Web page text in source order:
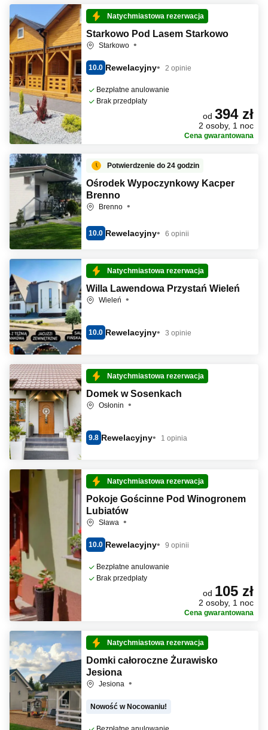
Natychmiastowa rezerwacja
Starkowo Pod Lasem Starkowo
Starkowo
10.0 Rewelacyjny 2 opinie
Bezpłatne anulowanie
Brak przedpłaty
od 394 zł
2 osoby, 1 noc
Cena gwarantowana
Potwierdzenie do 24 godzin
Ośrodek Wypoczynkowy Kacper
Brenno
Brenno
10.0 Rewelacyjny 6 opinii
Natychmiastowa rezerwacja
Willa Lawendowa Przystań Wieleń
Wieleń
10.0 Rewelacyjny 3 opinie
Natychmiastowa rezerwacja
Domek w Sosenkach
Osłonin
9.8 Rewelacyjny 1 opinia
Natychmiastowa rezerwacja
Pokoje Gościnne Pod Winogronem
Lubiatów
Sława
10.0 Rewelacyjny 9 opinii
Bezpłatne anulowanie
Brak przedpłaty
od 105 zł
2 osoby, 1 noc
Cena gwarantowana
Natychmiastowa rezerwacja
Domki całoroczne Żurawisko
Jesiona
Jesiona
Nowość w Nocowaniu!